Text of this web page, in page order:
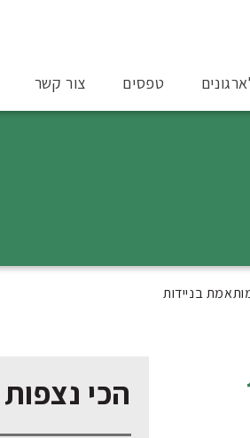
טפסים צור קשר
בניידות
הכי נצפות